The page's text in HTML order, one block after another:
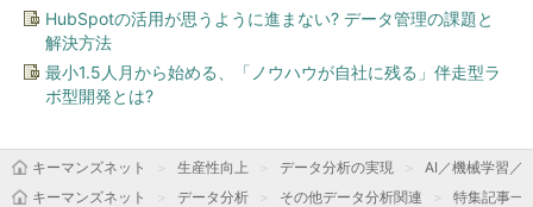
HubSpotの活用が思うように進まない? データ管理の課題と
解決方法
最小1.5人月から始める、「ノウハウが自社に残る」伴走型ラ
ボ型開発とは?
キーマンズネット 生産性向上 データ分析の実現
AI／機械学習／
キーマンズネット
データ分析 その他データ分析関連 特集記事一